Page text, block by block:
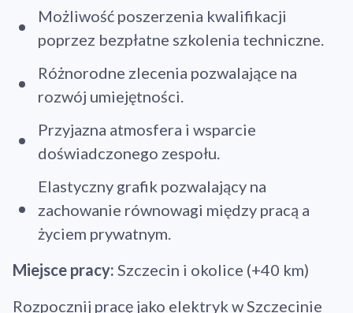
Możliwość poszerzenia kwalifikacji
poprzez bezpłatne szkolenia techniczne.
Różnorodne zlecenia pozwalające na
rozwój umiejętności.
Przyjazna atmosfera i wsparcie
doświadczonego zespołu.
Elastyczny grafik pozwalający na
zachowanie równowagi między pracą a
życiem prywatnym.
Miejsce pracy: Szczecin i okolice (+40 km)
Rozpocznij pracę jako elektryk w Szczecinie